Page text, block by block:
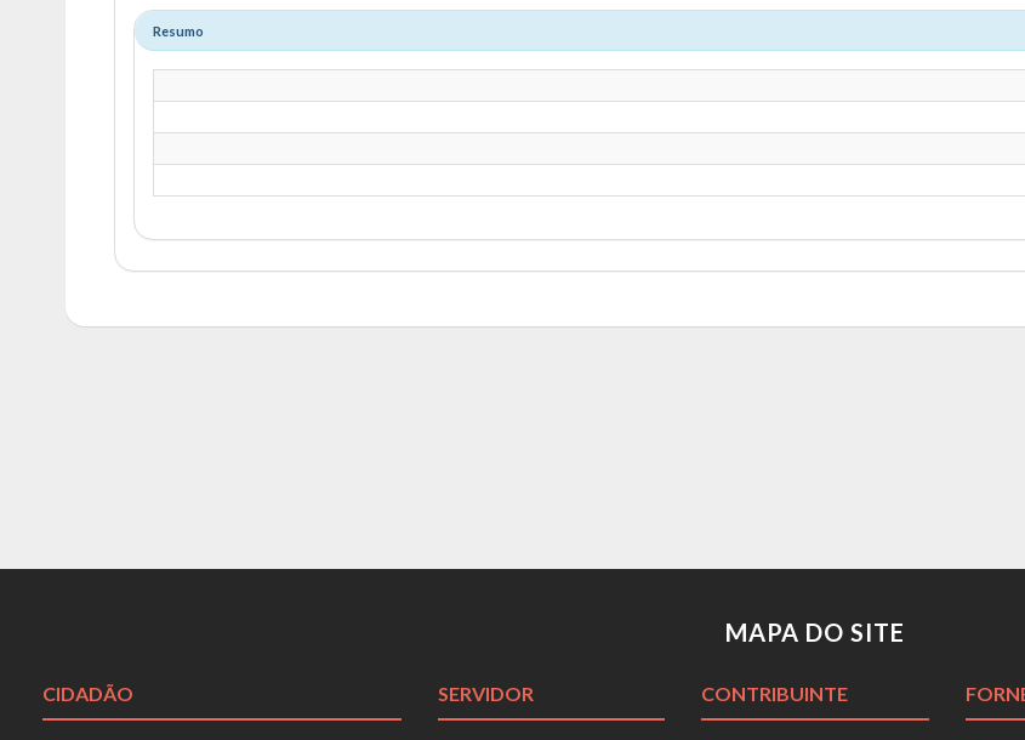
Resumo
MAPA DO SITE
CIDADÃO SERVIDOR CONTRIBUINTE